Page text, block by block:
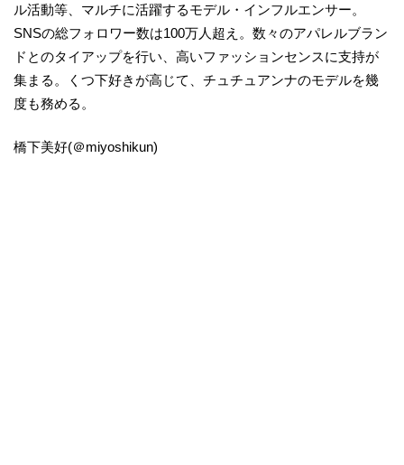
ル活動等、マルチに活躍するモデル・インフルエンサー。
SNSの総フォロワー数は100万人超え。数々のアパレルブラン
ドとのタイアップを行い、高いファッションセンスに支持が
集まる。くつ下好きが高じて、チュチュアンナのモデルを幾
度も務める。
橋下美好(＠miyoshikun)